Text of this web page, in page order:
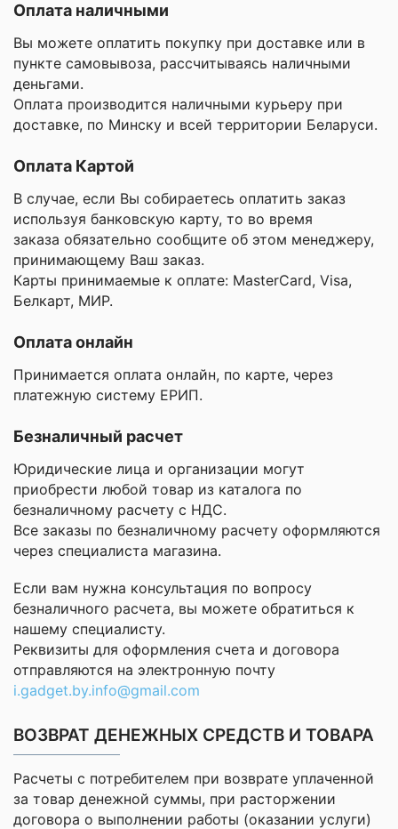
Оплата наличными
Вы можете оплатить покупку при доставке или в
пункте самовывоза, рассчитываясь наличными
деньгами.
Оплата производится наличными курьеру при
доставке, по Минску и всей территории Беларуси.
Оплата Картой
В случае, если Вы собираетесь оплатить заказ
используя банковскую карту, то во время
заказа обязательно сообщите об этом менеджеру,
принимающему Ваш заказ.
Карты принимаемые к оплате: MasterCard, Visa,
Белкарт, МИР.
Оплата онлайн
Принимается оплата онлайн, по карте, через
платежную систему ЕРИП.
Безналичный расчет
Юридические лица и организации могут
приобрести любой товар из каталога по
безналичному расчету с НДС.
Все заказы по безналичному расчету оформляются
через специалиста магазина.
Если вам нужна консультация по вопросу
безналичного расчета, вы можете обратиться к
нашему специалисту.
Реквизиты для оформления счета и договора
отправляются на электронную почту
i.gadget.by.info@gmail.com
ВОЗВРАТ ДЕНЕЖНЫХ СРЕДСТВ И ТОВАРА
Расчеты с потребителем при возврате уплаченной
за товар денежной суммы, при расторжении
договора о выполнении работы (оказании услуги)